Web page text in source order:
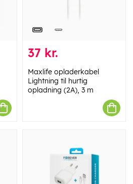
37 kr.
Maxlife opladerkabel
Lightning til hurtig
opladning (2A), 3 m